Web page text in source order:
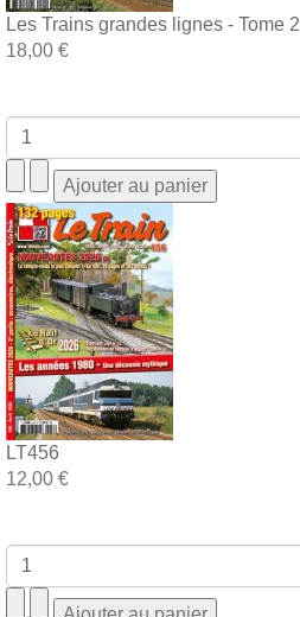
Les Trains grandes lignes - Tome 2
18,00 €
LT456
12,00 €